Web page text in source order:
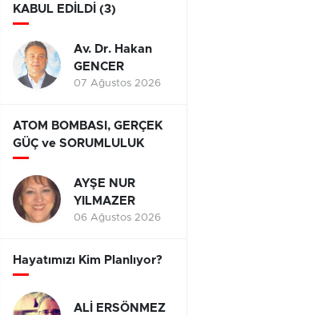
KABUL EDİLDİ (3)
Av. Dr. Hakan
GENCER
07 Ağustos 2026
ATOM BOMBASI, GERÇEK
GÜÇ ve SORUMLULUK
AYŞE NUR
YILMAZER
06 Ağustos 2026
Hayatımızı Kim Planlıyor?
ALİ ERSÖNMEZ